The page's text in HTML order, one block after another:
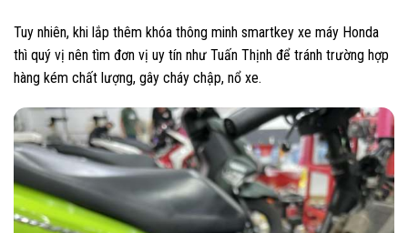
Tuy nhiên, khi lắp thêm khóa thông minh smartkey xe máy Honda
thì quý vị nên tìm đơn vị uy tín như Tuấn Thịnh để tránh trường hợp
hàng kém chất lượng, gây cháy chập, nổ xe.